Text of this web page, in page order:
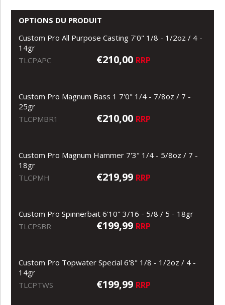
OPTIONS DU PRODUIT
Custom Pro All Purpose Casting 7'0" 1/8 - 1/2oz / 4 -
14gr
TLCPAPC
€210,00 RRP
Custom Pro Magnum Bass 1 7'0" 1/4 - 7/8oz / 7 -
25gr
TLCPMBR1
€210,00 RRP
Custom Pro Magnum Hammer 7'3" 1/4 - 5/8oz / 7 -
18gr
TLCPMH
€219,99 RRP
Custom Pro Spinnerbait 6'10" 3/16 - 5/8 / 5 - 18gr
TLCPSBR
€199,99 RRP
Custom Pro Topwater Special 6'8" 1/8 - 1/2oz / 4 -
14gr
TLCPTWS
€199,99 RRP